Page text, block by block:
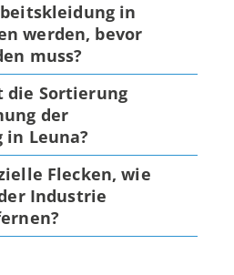
in
werden, bevor
muss?
die Sortierung
der
Leuna?
Flecken, wie
Industrie